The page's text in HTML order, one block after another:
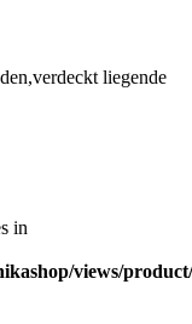
liegende
in
views/